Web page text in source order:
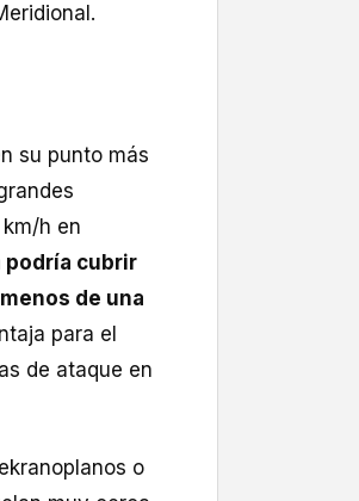
su punto más
h en
podría cubrir
de una
para el
de ataque en
o